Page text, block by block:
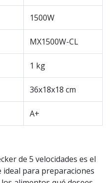
1500W
MX1500W-CL
1 kg
36x18x18 cm
A+
de 5 velocidades es el
para preparaciones